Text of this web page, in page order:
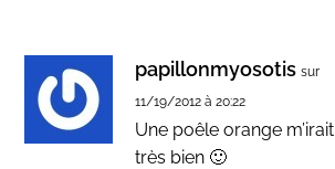
papillonmyosotis sur
11/19/2012 à 20:22
Une poêle orange m’irait
très bien 🙂